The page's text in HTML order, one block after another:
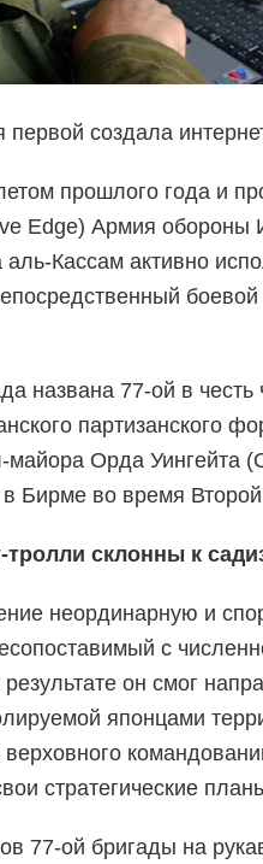
создала
прошлого года и
Edge) Армия обороны
Кассам активно
боевой
названа 77-ой в честь
партизанского
майора Орда Уингейта
Бирме во время
тролли склонны к
неординарную и
с
он смог
японцами
верховного
стратегические
77-ой бригады на